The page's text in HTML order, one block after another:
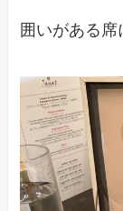
囲いがある